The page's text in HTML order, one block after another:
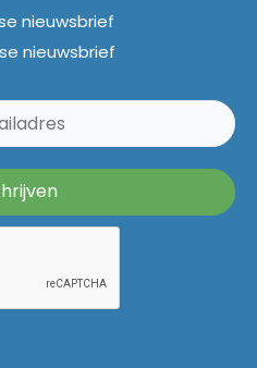
nieuwsbrief
nieuwsbrief